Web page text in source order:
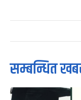
सम्बन्धित